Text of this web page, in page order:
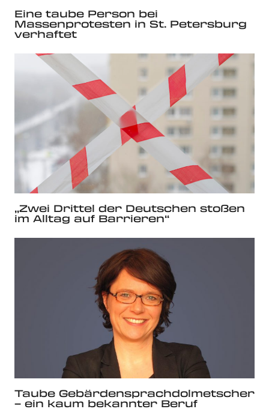
Eine taube Person bei
Massenprotesten in St. Petersburg
verhaftet
„Zwei Drittel der Deutschen stoßen
im Alltag auf Barrieren“
Taube Gebärdensprachdolmetscher
– ein kaum bekannter Beruf